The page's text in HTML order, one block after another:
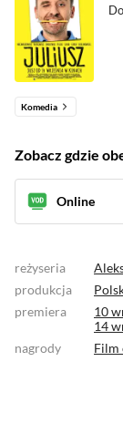
Komedia
reżyseria
produkcja
premiera
10
14
nagrody
Film
Zobacz gdzie
Online